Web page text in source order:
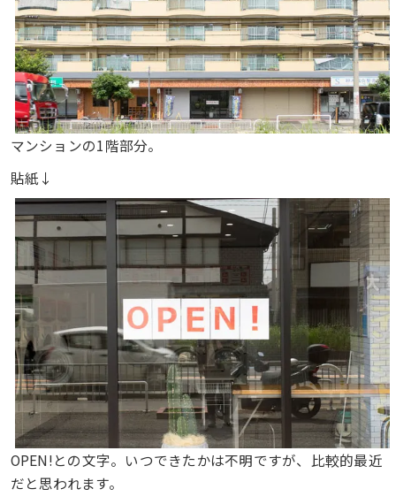
マンションの1階部分。
貼紙↓
OPEN!との文字。いつできたかは不明ですが、比較的最近
だと思われます。